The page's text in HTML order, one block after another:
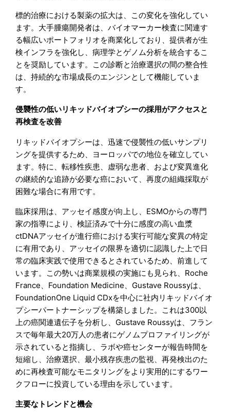
標的治療における製薬の拡大は、この変化を強化してい
ます。大手腫瘍開発者は、バイオマーカー検査に関連す
る幅広いポートフォリオを商業化しており、提供者が生
検インフラを強化し、病理学とゲノム分析を統合するこ
とを奨励しています。この診断と治療選択の間の整合性
は、持続的な市場成長のエンジンとして機能していま
す。
侵襲性の低いリキッドバイオプシーの採用がアクセスと
再検査を改善
リキッドバイオプシーは、迅速で侵襲性の低いサンプリ
ングを提供するため、ヨーロッパでの地位を確立してい
ます。特に、転移性疾患、虚弱な患者、および変異進化
の継続的な追跡が必要な癌において、再度の組織採取が
困難な場合に有用です。
臨床採用は、アッセイ感度が向上し、ESMOからの専門
家の指導により、検証済みで十分に感度の高い血漿
ctDNAアッセイが進行癌における実行可能な変異の特定
に有用であり、アッセイの限界を適切に認識した上で日
常の臨床実践で使用できるとされているため、前進して
います。この勢いは商業規模の実施にも見られ、Roche
France、Foundation Medicine、Gustave Roussyは、
FoundationOne Liquid CDxを中心に社内リキッドバイオ
プシーパートナーシップを構築しました。これは300以
上の癌関連遺伝子を分析し、Gustave Roussyは、フラン
スで毎年最大20万人の患者にゲノムプロファイリングが
示されていると指摘し、ラボや癌センターが報告時間を
短縮し、治療選択、最小残存疾患の監視、再発検出のた
めに再検査可能なモニタリングをより実用的にするワー
クフローに投資している理由を示しています。
主要なトレンドと機会